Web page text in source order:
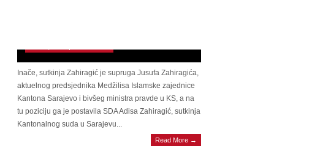
Inače, sutkinja Zahiragić je supruga Jusufa Zahiragića,
aktuelnog predsjednika Medžilisa Islamske zajednice
Kantona Sarajevo i bivšeg ministra pravde u KS, a na
tu poziciju ga je postavila SDA Adisa Zahiragić, sutkinja
Kantonalnog suda u Sarajevu...
Read More →
LIDER HDZ-A BIH Čović tvrdi ono o čemu se
već uveliko zna: Razgovaramo sa SDA na